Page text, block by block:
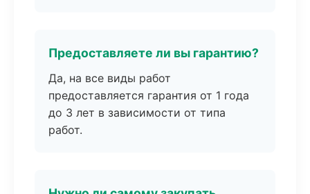
Предоставляете ли вы гарантию?
Да, на все виды работ
предоставляется гарантия от 1 года
до 3 лет в зависимости от типа
работ.